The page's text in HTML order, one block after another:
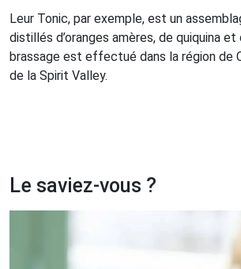
Leur Tonic, par exemple, est un
distillés d’oranges amères, de quiquina
brassage est effectué dans la région de
de la Spirit Valley.
Le saviez-vous ?